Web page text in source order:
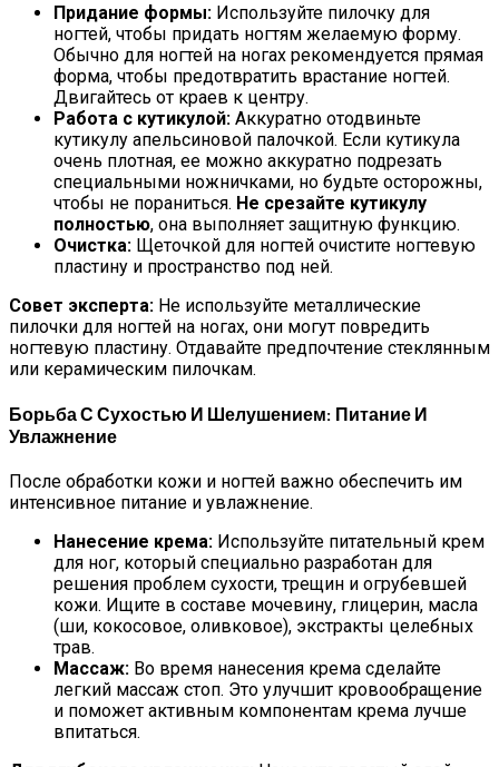
Придание формы: Используйте пилочку для
ногтей, чтобы придать ногтям желаемую форму.
Обычно для ногтей на ногах рекомендуется прямая
форма, чтобы предотвратить врастание ногтей.
Двигайтесь от краев к центру.
Работа с кутикулой: Аккуратно отодвиньте
кутикулу апельсиновой палочкой. Если кутикула
очень плотная, ее можно аккуратно подрезать
специальными ножничками, но будьте осторожны,
чтобы не пораниться. Не срезайте кутикулу
полностью, она выполняет защитную функцию.
Очистка: Щеточкой для ногтей очистите ногтевую
пластину и пространство под ней.
Совет эксперта: Не используйте металлические
пилочки для ногтей на ногах, они могут повредить
ногтевую пластину. Отдавайте предпочтение стеклянным
или керамическим пилочкам.
Борьба С Сухостью И Шелушением: Питание И
Увлажнение
После обработки кожи и ногтей важно обеспечить им
интенсивное питание и увлажнение.
Нанесение крема: Используйте питательный крем
для ног, который специально разработан для
решения проблем сухости, трещин и огрубевшей
кожи. Ищите в составе мочевину, глицерин, масла
(ши, кокосовое, оливковое), экстракты целебных
трав.
Массаж: Во время нанесения крема сделайте
легкий массаж стоп. Это улучшит кровообращение
и поможет активным компонентам крема лучше
впитаться.